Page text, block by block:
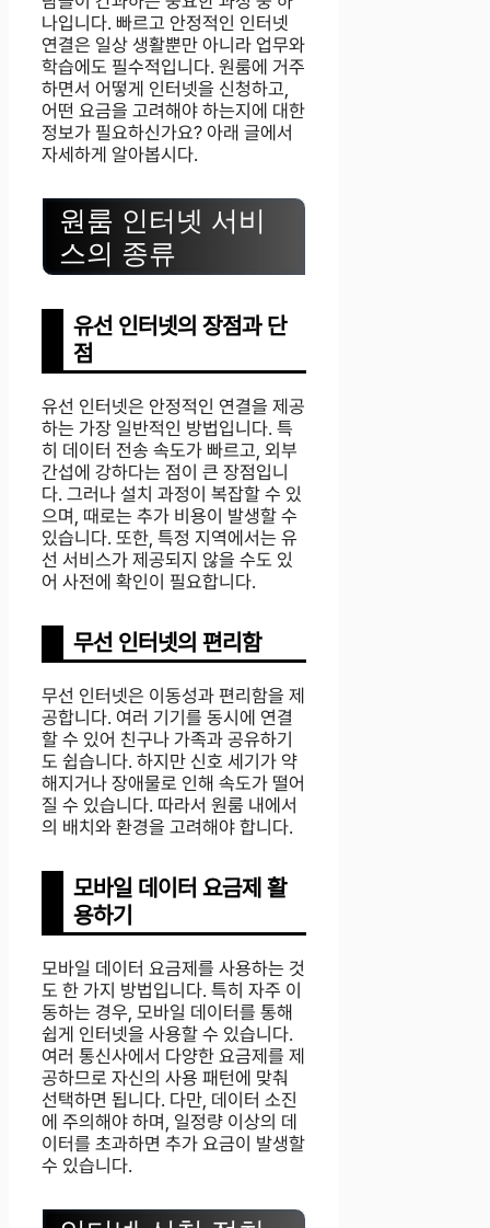
나입니다. 빠르고 안정적인 인터넷
연결은 일상 생활뿐만 아니라 업무와
학습에도 필수적입니다. 원룸에 거주
하면서 어떻게 인터넷을 신청하고,
어떤 요금을 고려해야 하는지에 대한
정보가 필요하신가요? 아래 글에서
자세하게 알아봅시다.
원룸 인터넷 서비
스의 종류
유선 인터넷의 장점과 단
점
유선 인터넷은 안정적인 연결을 제공
하는 가장 일반적인 방법입니다. 특
히 데이터 전송 속도가 빠르고, 외부
간섭에 강하다는 점이 큰 장점입니
다. 그러나 설치 과정이 복잡할 수 있
으며, 때로는 추가 비용이 발생할 수
있습니다. 또한, 특정 지역에서는 유
선 서비스가 제공되지 않을 수도 있
어 사전에 확인이 필요합니다.
무선 인터넷의 편리함
무선 인터넷은 이동성과 편리함을 제
공합니다. 여러 기기를 동시에 연결
할 수 있어 친구나 가족과 공유하기
도 쉽습니다. 하지만 신호 세기가 약
해지거나 장애물로 인해 속도가 떨어
질 수 있습니다. 따라서 원룸 내에서
의 배치와 환경을 고려해야 합니다.
모바일 데이터 요금제 활
용하기
모바일 데이터 요금제를 사용하는 것
도 한 가지 방법입니다. 특히 자주 이
동하는 경우, 모바일 데이터를 통해
쉽게 인터넷을 사용할 수 있습니다.
여러 통신사에서 다양한 요금제를 제
공하므로 자신의 사용 패턴에 맞춰
선택하면 됩니다. 다만, 데이터 소진
에 주의해야 하며, 일정량 이상의 데
이터를 초과하면 추가 요금이 발생할
수 있습니다.